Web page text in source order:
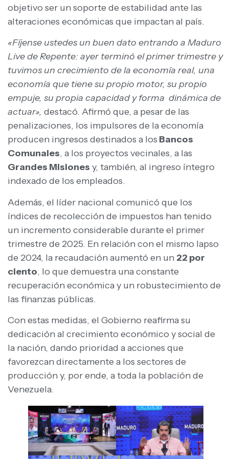
objetivo ser un soporte de estabilidad ante las
alteraciones económicas que impactan al país.
«Fíjense ustedes un buen dato entrando a Maduro
Live de Repente: ayer terminó el primer trimestre y
tuvimos un crecimiento de la economía real, una
economía que tiene su propio motor, su propio
empuje, su propia capacidad y forma dinámica de
actuar», destacó. Afirmó que, a pesar de las
penalizaciones, los impulsores de la economía
producen ingresos destinados a los Bancos
Comunales, a los proyectos vecinales, a las
Grandes Misiones y, también, al ingreso íntegro
indexado de los empleados.
Además, el líder nacional comunicó que los
índices de recolección de impuestos han tenido
un incremento considerable durante el primer
trimestre de 2025. En relación con el mismo lapso
de 2024, la recaudación aumentó en un 22 por
ciento, lo que demuestra una constante
recuperación económica y un robustecimiento de
las finanzas públicas.
Con estas medidas, el Gobierno reafirma su
dedicación al crecimiento económico y social de
la nación, dando prioridad a acciones que
favorezcan directamente a los sectores de
producción y, por ende, a toda la población de
Venezuela.